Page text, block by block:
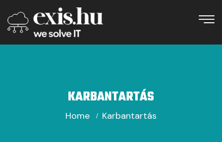
KARBANTARTÁS
Home Karbantartás